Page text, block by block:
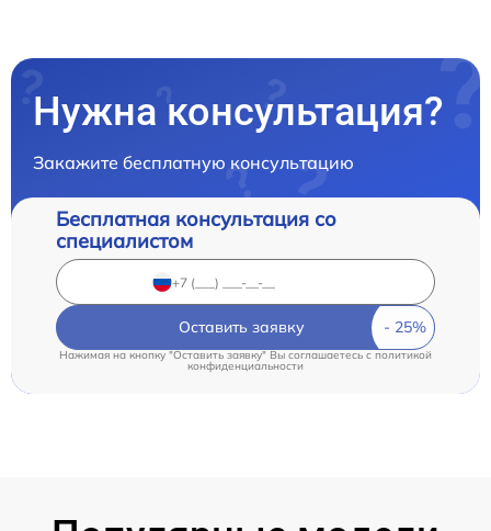
Нужна консультация?
Закажите бесплатную консультацию
Бесплатная консультация со
специалистом
Оставить заявку
Нажимая на кнопку "Оставить заявку" Вы соглашаетесь cполитикой
конфиденциальности